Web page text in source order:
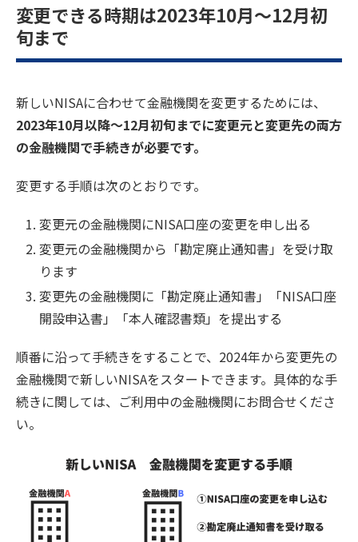
変更できる時期は2023年10月〜12月初
旬まで
新しいNISAに合わせて金融機関を変更するためには、
2023年10月以降〜12月初旬までに変更元と変更先の両方
の金融機関で手続きが必要です。
変更する手順は次のとおりです。
変更元の金融機関にNISA口座の変更を申し出る
変更元の金融機関から「勘定廃止通知書」を受け取
ります
変更先の金融機関に「勘定廃止通知書」「NISA口座
開設申込書」「本人確認書類」を提出する
順番に沿って手続きをすることで、2024年から変更先の
金融機関で新しいNISAをスタートできます。具体的な手
続きに関しては、ご利用中の金融機関にお問合せくださ
い。